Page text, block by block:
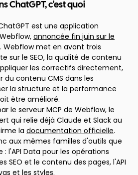
ChatGPT, c'est quoi
est une application
annoncée fin juin sur le
. Webflow met en avant trois
sur le SEO, la qualité de contenu
les correctifs directement,
contenu CMS dans les
la structure et la performance
être amélioré.
le serveur MCP de Webflow, le
qui relie déjà Claude et Slack au
la documentation officielle.
aux mêmes familles d'outils que
l'API Data pour les opérations
SEO et le contenu des pages, l'API
et les styles.